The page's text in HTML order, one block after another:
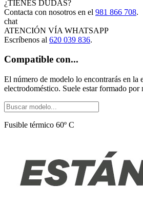
¿TIENES DUDAS?
Contacta con nosotros en el 981 866 708.
chat
ATENCIÓN VÍA WHATSAPP
Escríbenos al 620 039 836.
Compatible con...
El número de modelo lo encontrarás en la
electrodoméstico. Suele estar formado por
Fusible térmico 60º C